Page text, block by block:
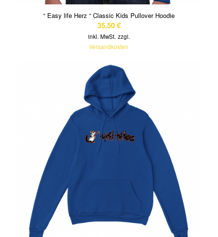
“ Easy life Herz “ Classic Kids Pullover Hoodie
35,50€
inkl. MwSt. zzgl.
Versandkosten